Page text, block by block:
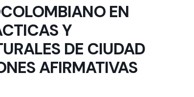
EN
Y
DE CIUDAD
AFIRMATIVAS